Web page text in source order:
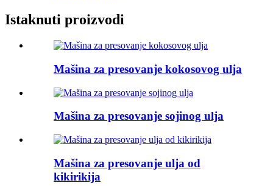
Istaknuti proizvodi
Mašina za presovanje kokosovog ulja
Mašina za presovanje sojinog ulja
Mašina za presovanje ulja od
kikirikija